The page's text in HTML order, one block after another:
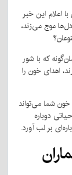
اعلام این خبر
موج می‌زند،
که با شور
اهدای خون را
خون شما می‌تواند
دوباره
بر لب آورد.